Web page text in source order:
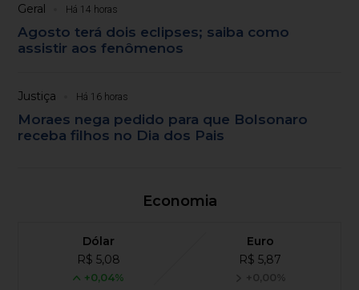
Geral Há 14 horas
Agosto terá dois eclipses; saiba como
assistir aos fenômenos
Justiça Há 16 horas
Moraes nega pedido para que Bolsonaro
receba filhos no Dia dos Pais
Economia
Dólar
R$ 5,08
+0,04%
Euro
R$ 5,87
+0,00%